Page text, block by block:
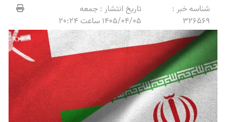
شناسه خبر :
326569
تاریخ انتشار :جمعه
1405/04/05 ساعت 20:24